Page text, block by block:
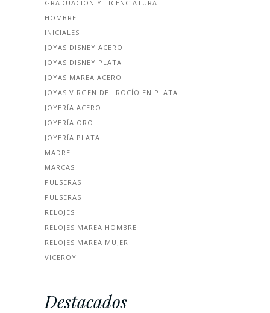
GRADUACIÓN Y LICENCIATURA
HOMBRE
INICIALES
JOYAS DISNEY ACERO
JOYAS DISNEY PLATA
JOYAS MAREA ACERO
JOYAS VIRGEN DEL ROCÍO EN PLATA
JOYERÍA ACERO
JOYERÍA ORO
JOYERÍA PLATA
MADRE
MARCAS
PULSERAS
PULSERAS
RELOJES
RELOJES MAREA HOMBRE
RELOJES MAREA MUJER
VICEROY
Destacados